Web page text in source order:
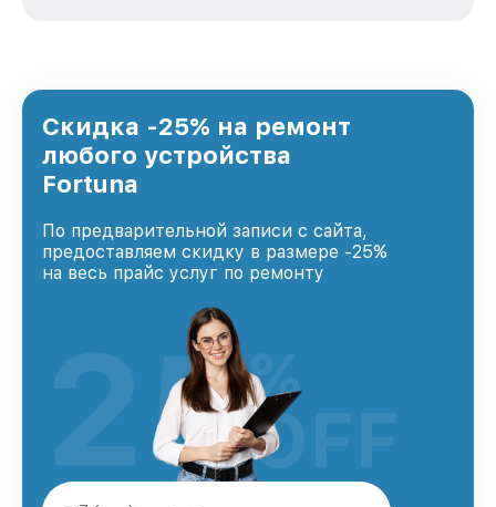
Ростове-на-Дону, постоянно повышая уровень
доверия и лояльности наших клиентов.
Скидка -25% на ремонт
любого устройства
Fortuna
По предварительной записи с сайта,
предоставляем скидку в размере -25%
на весь прайс услуг по ремонту
25%
OFF